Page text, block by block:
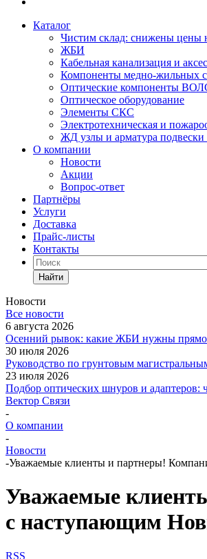
Каталог
Чистим склад: снижены цены
ЖБИ
Кабельная канализация и
Компоненты медно-жильных
Оптические компоненты
Оптическое оборудование
Элементы СКС
Электротехническая и
ЖД узлы и арматура подвески
О компании
Новости
Акции
Вопрос-ответ
Партнёры
Услуги
Доставка
Прайс-листы
Контакты
Найти
Новости
Все новости
6 августа 2026
Осенний рывок: какие ЖБИ нужны прямо
30 июля 2026
Руководство по грунтовым
23 июля 2026
Подбор оптических шнуров и
Вектор Связи
-
О компании
-
Новости
-Уважаемые клиенты и партнеры!
Уважаемые
с наступающим
RSS